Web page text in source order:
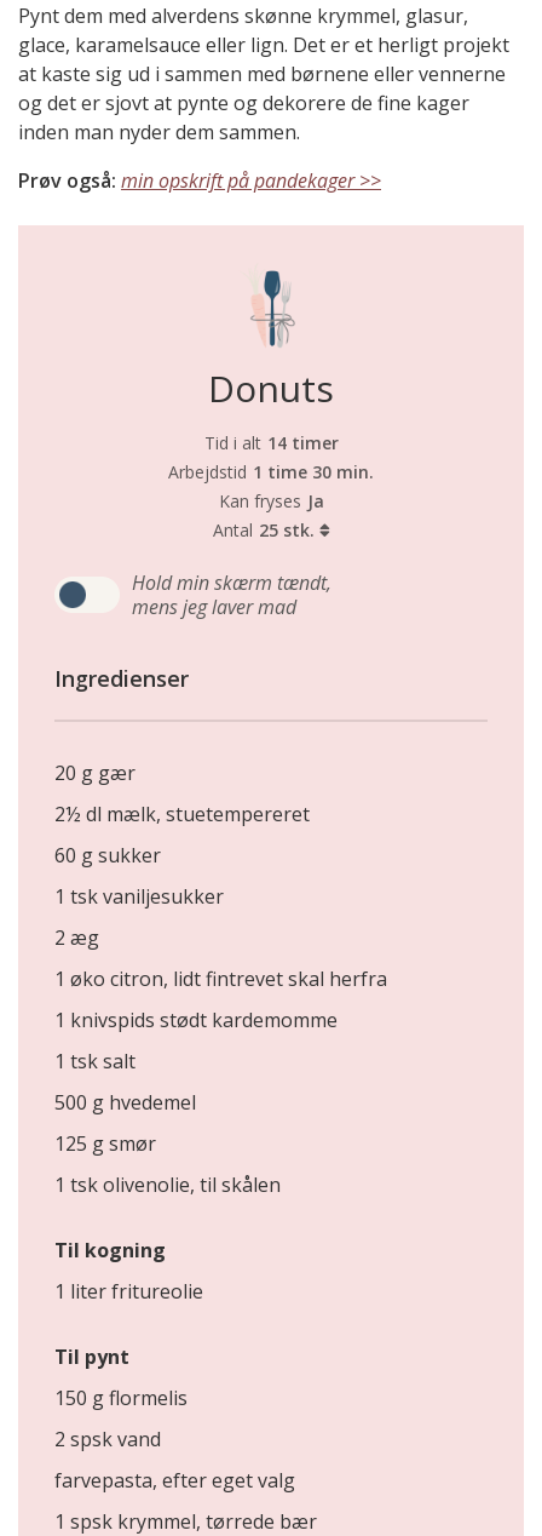
Pynt dem med alverdens skønne krymmel, glasur,
glace, karamelsauce eller lign. Det er et herligt projekt
at kaste sig ud i sammen med børnene eller vennerne
og det er sjovt at pynte og dekorere de fine kager
inden man nyder dem sammen.
Prøv også: min opskrift på pandekager >>
Donuts
Tid i alt 14 timer
Arbejdstid 1 time 30 min.
Kan fryses Ja
Antal 25 stk.
Hold min skærm tændt,
mens jeg laver mad
Ingredienser
20 g gær
2½ dl mælk, stuetempereret
60 g sukker
1 tsk vaniljesukker
2 æg
1 øko citron, lidt fintrevet skal herfra
1 knivspids stødt kardemomme
1 tsk salt
500 g hvedemel
125 g smør
1 tsk olivenolie, til skålen
Til kogning
1 liter fritureolie
Til pynt
150 g flormelis
2 spsk vand
farvepasta, efter eget valg
1 spsk krymmel, tørrede bær